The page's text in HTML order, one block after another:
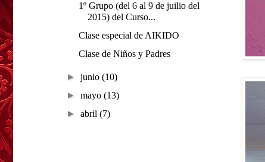
1º Grupo (del 6 al 9 de juilio del
2015) del Curso...
Clase especial de AIKIDO
Clase de Niños y Padres
►junio(10)
►mayo(13)
►abril(7)